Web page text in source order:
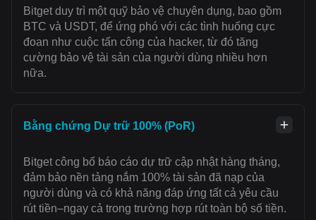
Bitget duy trì một quỹ bảo vệ chuyên dụng, bao gồm
BTC và USDT, để ứng phó với các tình huống cực
đoan như cuộc tấn công của hacker, từ đó tăng
cường bảo vệ tài sản của người dùng nhiều hơn
nữa.
Bằng chứng Dự trữ 100% (PoR)
Bitget công bố báo cáo dự trữ cập nhật hàng tháng,
đảm bảo nền tảng nắm 100% tài sản đã nạp của
người dùng và có khả năng đáp ứng tất cả yêu cầu
rút tiền–ngay cả trong trường hợp rút toàn bộ số tiền.